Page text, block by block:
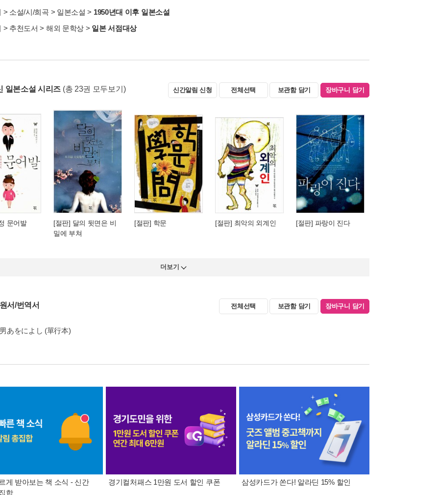
> 소설/시/희곡 > 일본소설 > 1950년대 이후 일본소설
> 추천도서 > 해외 문학상 > 일본 서점대상
일본소설 시리즈 (총 23권 모두보기) 신간알림 신청 전체선택 보관함 담기 장바구니 담기
문어발
[절판] 달의 뒷면은 비
밀에 부쳐
[절판] 학문 [절판] 최악의 외계인 [절판] 파랑이 진다
더보기
서/번역서 전체선택 보관함 담기 장바구니 담기
あをによし (單行本)
게 받아보는 책 소식 - 신간
합
경기컬처패스 1만원 도서 할인 쿠폰 삼성카드가 쏜다! 알라딘 15% 할인